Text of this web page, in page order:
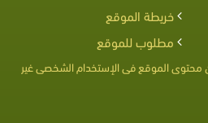
خريطة الموقع
مطلوب للموقع
محتوى الموقع فى الإستخدام الشخصى غير